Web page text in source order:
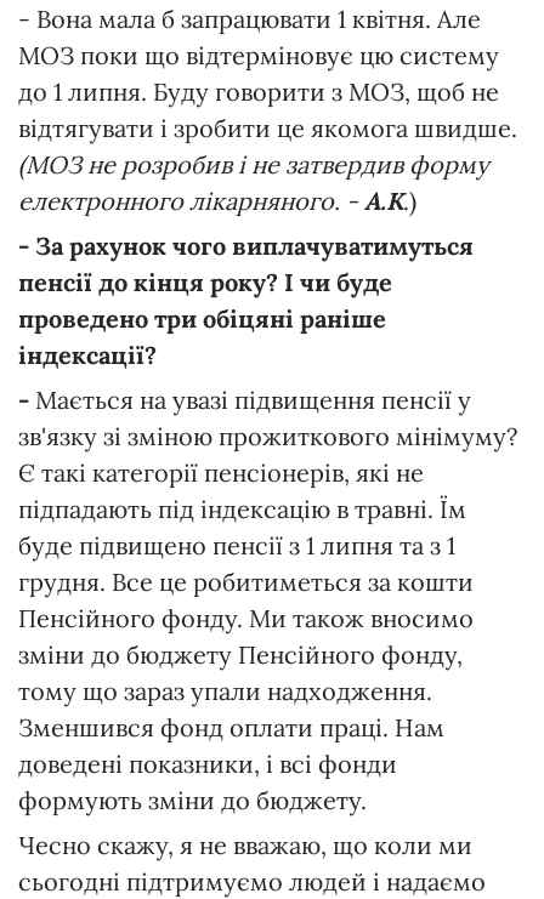
- Вона мала б запрацювати 1 квітня. Але
МОЗ поки що відтерміновує цю систему
до 1 липня. Буду говорити з МОЗ, щоб не
відтягувати і зробити це якомога швидше.
(МОЗ не розробив і не затвердив форму
електронного лікарняного. - А.К.)
- За рахунок чого виплачуватимуться
пенсії до кінця року? І чи буде
проведено три обіцяні раніше
індексації?
- Мається на увазі підвищення пенсії у
зв'язку зі зміною прожиткового мінімуму?
Є такі категорії пенсіонерів, які не
підпадають під індексацію в травні. Їм
буде підвищено пенсії з 1 липня та з 1
грудня. Все це робитиметься за кошти
Пенсійного фонду. Ми також вносимо
зміни до бюджету Пенсійного фонду,
тому що зараз упали надходження.
Зменшився фонд оплати праці. Нам
доведені показники, і всі фонди
формують зміни до бюджету.
Чесно скажу, я не вважаю, що коли ми
сьогодні підтримуємо людей і надаємо